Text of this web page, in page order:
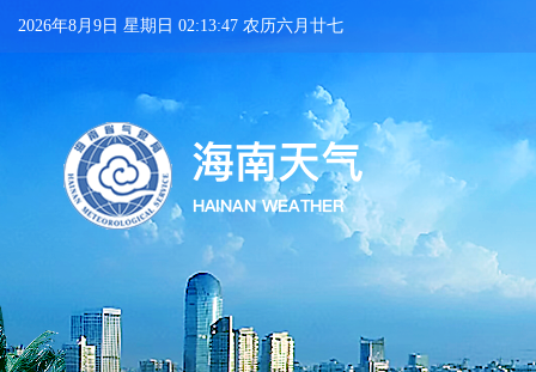
2026年8月9日 星期日 02:13:48 农历六月廿七